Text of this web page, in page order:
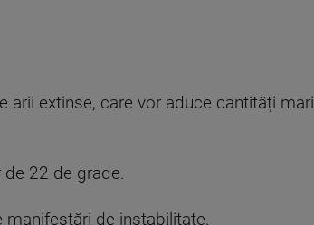
arii extinse, care vor aduce cantități mari
22 de grade.
manifestări de instabilitate.